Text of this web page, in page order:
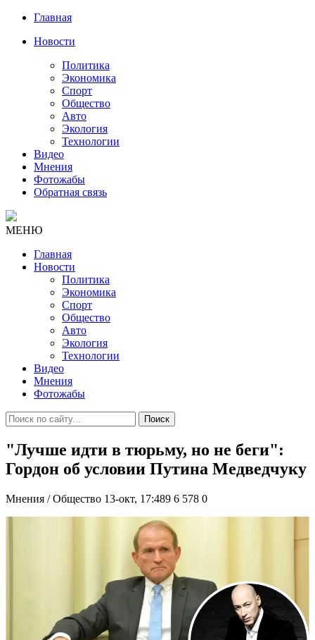
Главная
Новости
Политика
Экономика
Спорт
Общество
Авто
Экология
Технологии
Видео
Мнения
Фотожабы
Обратная связь
МЕНЮ
Главная
Новости
Политика
Экономика
Спорт
Общество
Авто
Экология
Технологии
Видео
Мнения
Фотожабы
Поиск
"Лучше идти в тюрьму, но не беги":
Гордон об условии Путина Медведчуку
Мнения / Общество 13-окт, 17:489 6 578 0